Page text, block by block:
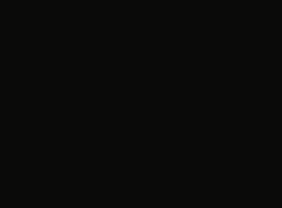
in a new tab